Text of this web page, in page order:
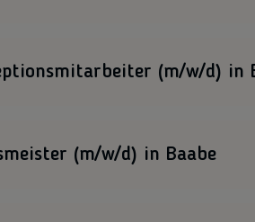
(m/w/d) in
(m/w/d) in Baabe